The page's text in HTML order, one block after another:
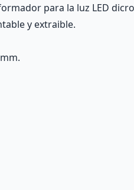
para la luz LED
y extraible.